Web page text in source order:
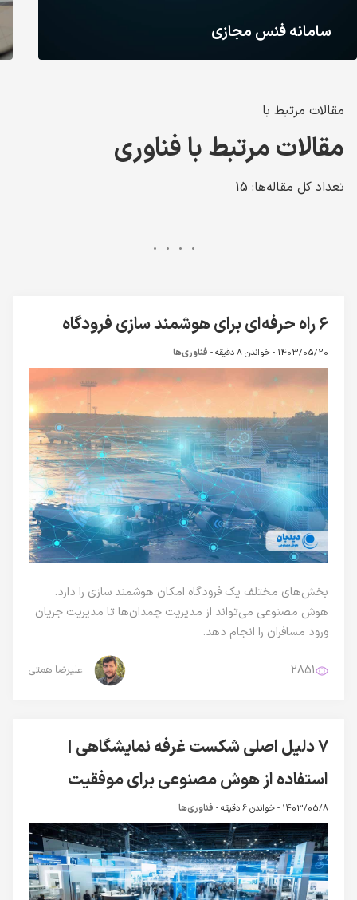
سامانه فنس مجازی
مقالات مرتبط با
مقالات مرتبط با فناوری
تعداد کل مقاله‌ها: 15
۶ راه حرفه‌ای برای هوشمند سازی فرودگاه
1403/05/20 - خواندن 8 دقیقه - فناوری‌ها
بخش‌های مختلف یک فرودگاه امکان هوشمند سازی را دارد.
هوش مصنوعی می‌تواند از مدیریت چمدان‌ها تا مدیریت جریان
ورود مسافران را انجام دهد.
2851 علیرضا همتی
۷ دلیل اصلی شکست غرفه نمایشگاهی |
استفاده از هوش مصنوعی برای موفقیت
1403/05/8 - خواندن 6 دقیقه - فناوری‌ها